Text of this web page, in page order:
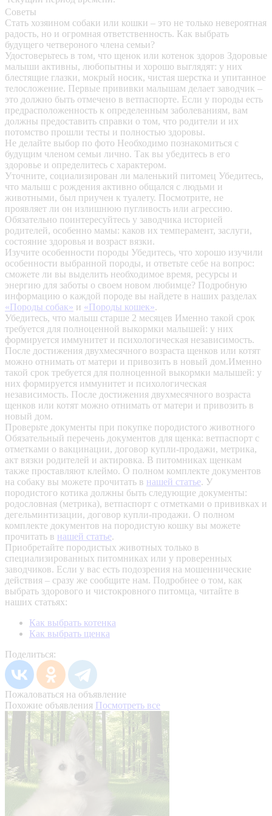
Советы
Стать хозяином собаки или кошки – это не только невероятная
радость, но и огромная ответственность. Как выбрать
будущего четвероного члена семьи?
Удостоверьтесь в том, что щенок или котенок здоров Здоровые
малыши активны, любопытны и хорошо выглядят: у них
блестящие глазки, мокрый носик, чистая шерстка и упитанное
телосложение. Первые прививки малышам делает заводчик –
это должно быть отмечено в ветпаспорте. Если у породы есть
предрасположенность к определенным заболеваниям, вам
должны предоставить справки о том, что родители и их
потомство прошли тесты и полностью здоровы.
Не делайте выбор по фото Необходимо познакомиться с
будущим членом семьи лично. Так вы убедитесь в его
здоровье и определитесь с характером.
Уточните, социализирован ли маленький питомец Убедитесь,
что малыш с рождения активно общался с людьми и
животными, был приучен к туалету. Посмотрите, не
проявляет ли он излишнюю пугливость или агрессию.
Обязательно поинтересуйтесь у заводчика историей
родителей, особенно мамы: каков их темперамент, заслуги,
состояние здоровья и возраст вязки.
Изучите особенности породы Убедитесь, что хорошо изучили
особенности выбранной породы, и ответьте себе на вопрос:
сможете ли вы выделить необходимое время, ресурсы и
энергию для заботы о своем новом любимце? Подробную
информацию о каждой породе вы найдете в наших разделах
«Породы собак» и «Породы кошек».
Убедитесь, что малыш старше 2 месяцев Именно такой срок
требуется для полноценной выкормки малышей: у них
формируется иммунитет и психологическая независимость.
После достижения двухмесячного возраста щенков или котят
можно отнимать от матери и привозить в новый дом.Именно
такой срок требуется для полноценной выкормки малышей: у
них формируется иммунитет и психологическая
независимость. После достижения двухмесячного возраста
щенков или котят можно отнимать от матери и привозить в
новый дом.
Проверьте документы при покупке породистого животного
Обязательный перечень документов для щенка: ветпаспорт с
отметками о вакцинации, договор купли-продажи, метрика,
акт вязки родителей и актировка. В питомниках щенкам
также проставляют клеймо. О полном комплекте документов
на собаку вы можете прочитать в нашей статье. У
породистого котика должны быть следующие документы:
родословная (метрика), ветпаспорт с отметками о прививках и
дегельминтизации, договор купли-продажи. О полном
комплекте документов на породистую кошку вы можете
прочитать в нашей статье.
Приобретайте породистых животных только в
специализированных питомниках или у проверенных
заводчиков. Если у вас есть подозрения на мошеннические
действия – сразу же сообщите нам. Подробнее о том, как
выбрать здорового и чистокровного питомца, читайте в
наших статьях:
Как выбрать котенка
Как выбрать щенка
Поделиться:
Пожаловаться на объявление
Похожие объявления Посмотреть все